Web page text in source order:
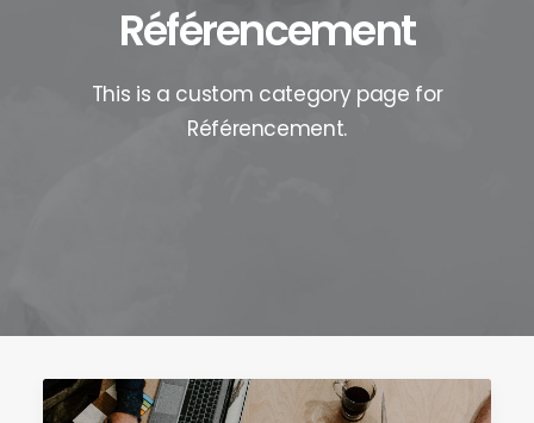
Référencement
This is a custom category page for
Référencement.